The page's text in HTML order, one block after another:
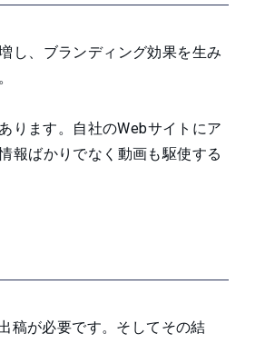
し、ブランディング効果を生み
ります。自社のWebサイトにア
報ばかりでなく動画も駆使する
稿が必要です。そしてその結